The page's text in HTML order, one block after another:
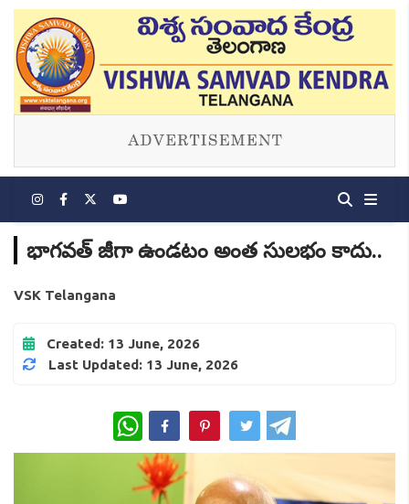
భాగవత్ జీగా ఉండటం అంత సులభం కాదు..
VSK Telangana
Created: 13 June, 2026
Last Updated: 13 June, 2026
WhatsApp